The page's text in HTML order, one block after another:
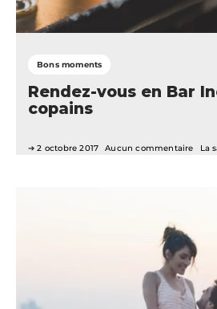
Bons moments
Rendez-vous en Bar
copains
2 octobre 2017 Aucun commentaire La